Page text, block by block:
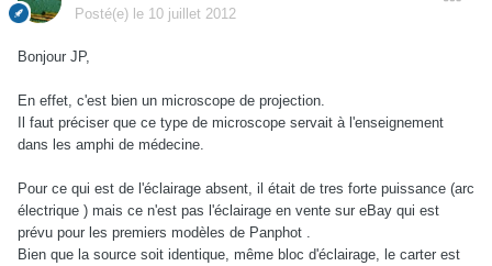
Posté(e) le 10 juillet 2012
Bonjour JP,
En effet, c'est bien un microscope de projection.
Il faut préciser que ce type de microscope servait à l'enseignement
dans les amphi de médecine.
Pour ce qui est de l'éclairage absent, il était de tres forte puissance (arc
électrique ) mais ce n'est pas l'éclairage en vente sur eBay qui est
prévu pour les premiers modèles de Panphot .
Bien que la source soit identique, même bloc d'éclairage, le carter est